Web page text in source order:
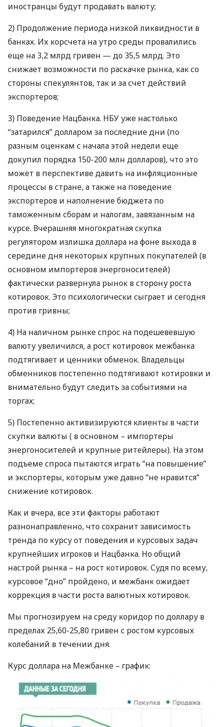
иностранцы будут продавать валюту;
2) Продолжение периода низкой ликвидности в
банках. Их корсчета на утро среды провалились
еще на 3,2 млрд гривен — до 35,5 млрд. Это
снижает возможности по раскачке рынка, как со
стороны спекулянтов, так и за счет действий
экспортеров;
3) Поведение Нацбанка. НБУ уже настолько
“затарился” долларом за последние дни (по
разным оценкам с начала этой недели еще
докупил порядка 150-200 млн долларов), что это
может в перспективе давить на инфляционные
процессы в стране, а также на поведение
экспортеров и наполнение бюджета по
таможенным сборам и налогам, завязанным на
курсе. Вчерашняя многократная скупка
регулятором излишка доллара на фоне выхода в
середине дня некоторых крупных покупателей (в
основном импортеров энергоносителей)
фактически развернула рынок в сторону роста
котировок. Это психологически сыграет и сегодня
против гривны;
4) На наличном рынке спрос на подешевевшую
валюту увеличился, а рост котировок межбанка
подтягивает и ценники обменок. Владельцы
обменников постепенно подтягивают котировки и
внимательно будут следить за событиями на
торгах;
5) Постепенно активизируются клиенты в части
скупки валюты ( в основном – импортеры
энергоносителей и крупные ритейлеры). На этом
подъеме спроса пытаются играть “на повышение”
и экспортеры, которым уже давно “не нравится”
снижение котировок.
Как и вчера, все эти факторы работают
разнонаправленно, что сохранит зависимость
тренда по курсу от поведения и курсовых задач
крупнейших игроков и Нацбанка. Но общий
настрой рынка – на рост котировок. Судя по всему,
курсовое “дно” пройдено, и межбанк ожидает
коррекция в части роста валютных котировок.
Мы прогнозируем на среду коридор по доллару в
пределах 25,60-25,80 гривен с ростом курсовых
колебаний в течении дня.
Курс доллара на Межбанке – график: